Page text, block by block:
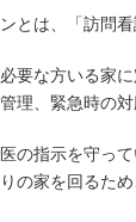
とは、「訪問看
要な方いる家
理、緊急時の対
の指示を守っ
の家を回るた